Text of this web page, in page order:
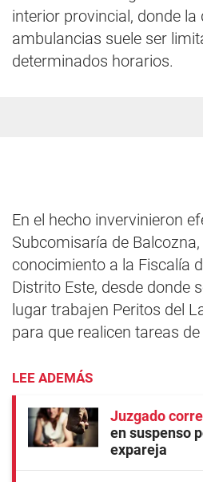
interior provincial, donde la
ambulancias suele ser
determinados horarios.
En el hecho invervinieron
Subcomisaría de
conocimiento a la Fiscalía
Distrito Este, desde donde
lugar trabajen Peritos del
para que realicen tareas
LEE ADEMÁS
Juzgado
en suspenso
expareja